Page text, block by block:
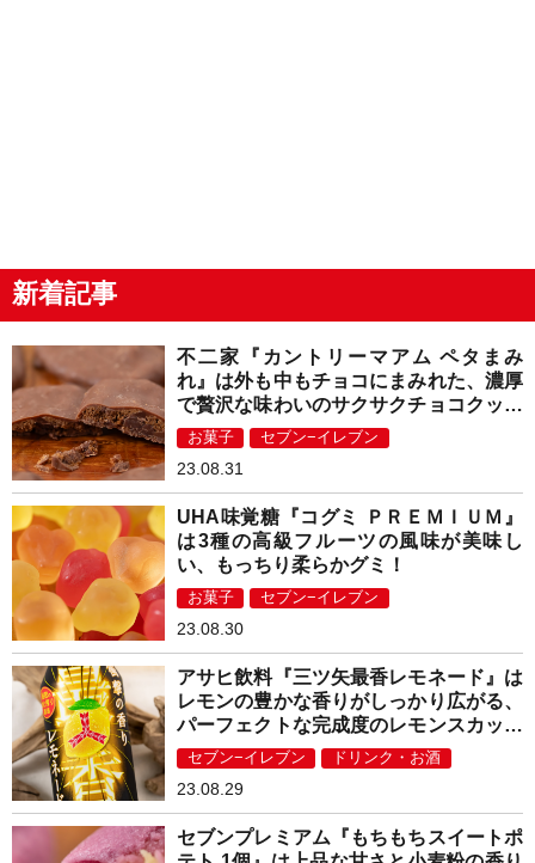
新着記事
不二家『カントリーマアム ペタまみ
れ』は外も中もチョコにまみれた、濃厚
で贅沢な味わいのサクサクチョコクッキ
ー！
お菓子 セブン−イレブン
23.08.31
UHA味覚糖『コグミ ＰＲＥＭＩＵＭ』
は3種の高級フルーツの風味が美味し
い、もっちり柔らかグミ！
お菓子 セブン−イレブン
23.08.30
アサヒ飲料『三ツ矢最香レモネード』は
レモンの豊かな香りがしっかり広がる、
パーフェクトな完成度のレモンスカッシ
ュ！
セブン−イレブン ドリンク・お酒
23.08.29
セブンプレミアム『もちもちスイートポ